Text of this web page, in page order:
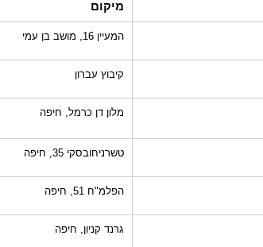
מיקום
המעיין 16, מושב בן עמי
קיבוץ עברון
מלון דן כרמל, חיפה
טשרניחובסקי 35, חיפה
הפלמ"ח 51, חיפה
גרנד קניון, חיפה